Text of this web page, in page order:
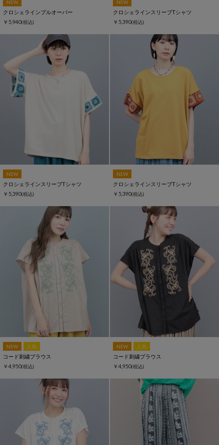
NEW
クロシェラインプルオーバー
￥5,940(税込)
NEW
クロシェラインスリーブTシャツ
￥5,390(税込)
NEW
クロシェラインスリーブTシャツ
￥5,390(税込)
NEW
クロシェラインスリーブTシャツ
￥5,390(税込)
NEW 人気
コード刺繍ブラウス
￥4,950(税込)
NEW 人気
コード刺繍ブラウス
￥4,950(税込)